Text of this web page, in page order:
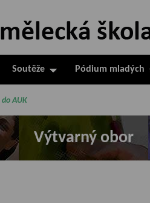
Soutěže Pódium mladých
Výtvarný obor
AUK